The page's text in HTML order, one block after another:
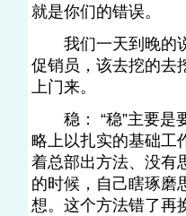
就是你们的错误。
我们一天到晚的说
促销员，该去挖的去
上门来。
稳： “稳”主要是
略上以扎实的基础工
着总部出方法、没有
的时候，自己瞎琢磨
想。这个方法错了再